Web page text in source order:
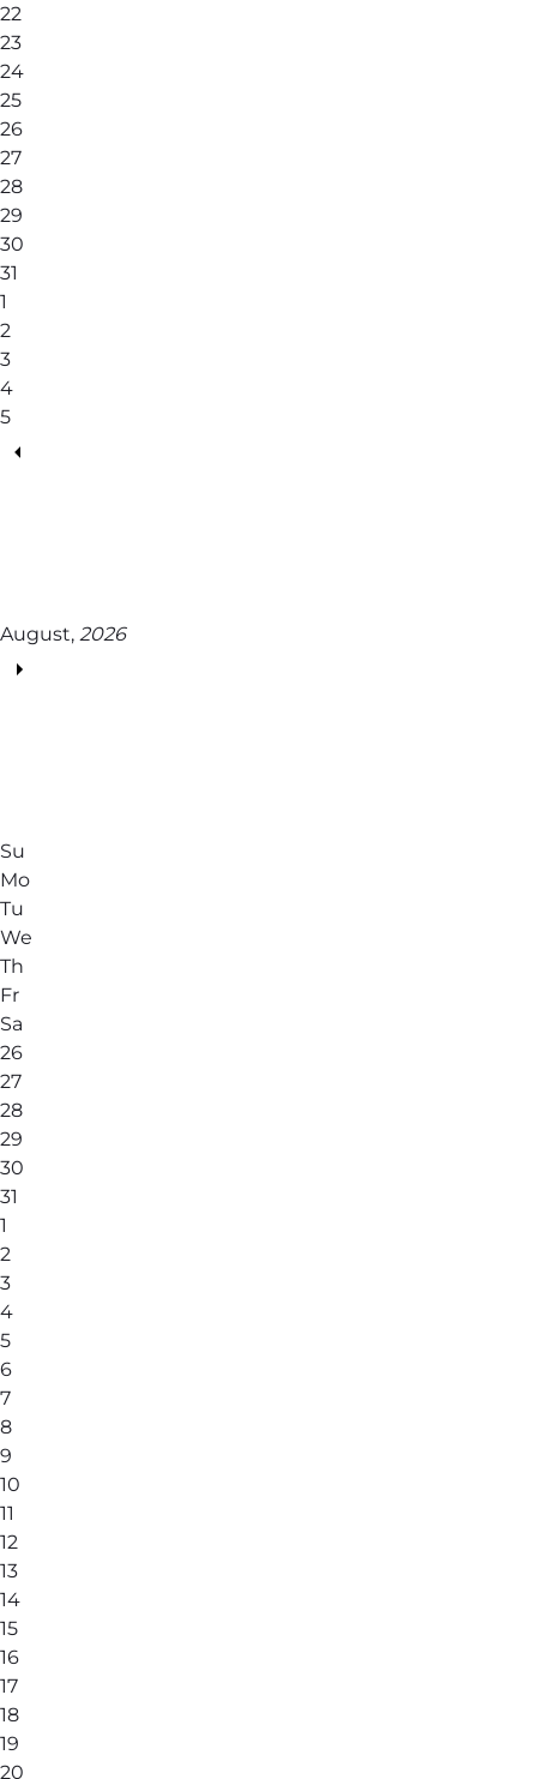
22
23
24
25
26
27
28
29
30
31
1
2
3
4
5
August, 2026
Su
Mo
Tu
We
Th
Fr
Sa
26
27
28
29
30
31
1
2
3
4
5
6
7
8
9
10
11
12
13
14
15
16
17
18
19
20